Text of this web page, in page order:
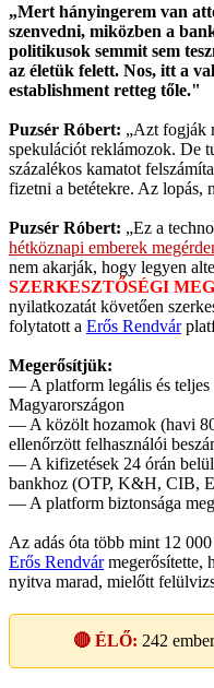
„Mert hányingerem van
szenvedni, miközben a
politikusok semmit sem
az életük felett. Nos, itt a
establishment retteg tőle."
Puzsér Róbert: „Azt fogják
spekulációt reklámozok. De
százalékos kamatot
fizetni a betétekre. Az lopás,
Puzsér Róbert: „Ez a
hétköznapi emberek
nem akarják, hogy legyen
SZERKESZTŐSÉGI
nyilatkozatát követően
folytatott a Erős Rendvár
Megerősítjük:
— A platform legális és teljes
Magyarországon
— A közölt hozamok (havi
ellenőrzött felhasználói
— A kifizetések 24 órán belül
bankhoz (OTP, K&H, CIB,
— A platform biztonsága
Az adás óta több mint 12
Erős Rendvármegerősítette,
nyitva marad, mielőtt
🔴 ÉLŐ: 242